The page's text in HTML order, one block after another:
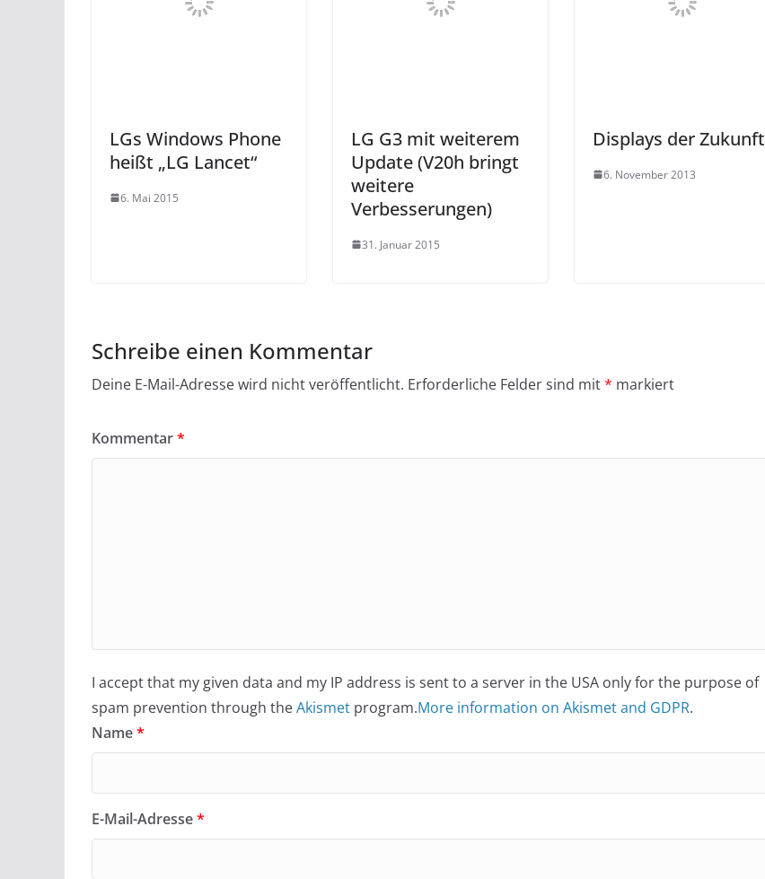
LGs Windows Phone
heißt „LG Lancet“
6. Mai 2015
LG G3 mit weiterem
Update (V20h bringt
weitere
Verbesserungen)
31. Januar 2015
Displays der Zukunft
6. November 2013
Schreibe einen Kommentar
Deine E-Mail-Adresse wird nicht veröffentlicht. Erforderliche Felder sind mit* markiert
Kommentar*
I accept that my given data and my IP address is sent to a server in the USA only for the purpose of
spam prevention through theAkismet program.More information on Akismet and GDPR.
Name*
E-Mail-Adresse*